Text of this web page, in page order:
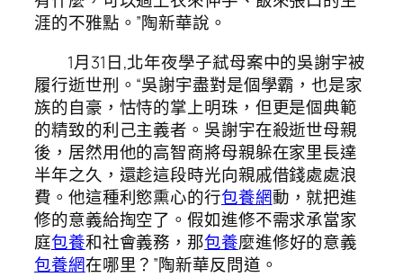
涯的不雅點。”陶新華說。
1月31日,北年夜學子弒母案中的吳謝宇被
履行逝世刑。“吳謝宇盡對是個學霸，也是家
族的自豪，怙恃的掌上明珠，但更是個典範
的精致的利己主義者。吳謝宇在殺逝世母親
後，居然用他的高智商將母親躲在家里長達
半年之久，還趁這段時光向親戚借錢處處浪
費。他這種利慾熏心的行包養網動，就把進
修的意義給掏空了。假如進修不需求承當家
庭包養和社會義務，那包養麼進修好的意義
包養網在哪里？”陶新華反問道。